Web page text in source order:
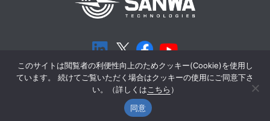
個人情報保護方針Cookieポリシー
Copyright ©SANWA Technologies Co., Ltd. All Rights Reserved©
このサイトは閲覧者の利便性向上のためクッキー(Cookie)を使用し
ています。 続けてご覧いただく場合はクッキーの使用にご同意下さ
い。（詳しくは こちら ）
同意